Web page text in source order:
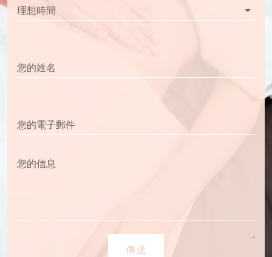
理想時間 arrow_drop_down
您的姓名
您的電子郵件
您的信息
傳送